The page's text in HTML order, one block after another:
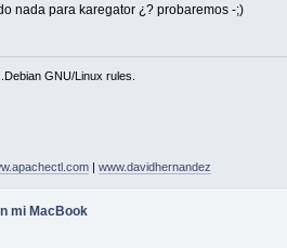
nada para karegator ¿? probaremos -;)
GNU/Linux rules.
| www.davidhernandez
mi MacBook